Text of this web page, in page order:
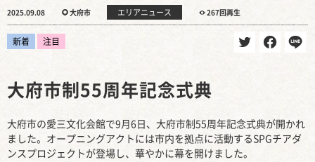
2025.09.08 大府市 エリアニュース 267回再生
新着 注目
大府市制55周年記念式典
大府市の愛三文化会館で9月6日、大府市制55周年記念式典が開かれ
ました。オープニングアクトには市内を拠点に活動するSPGチアダ
ンスプロジェクトが登場し、華やかに幕を開けました。